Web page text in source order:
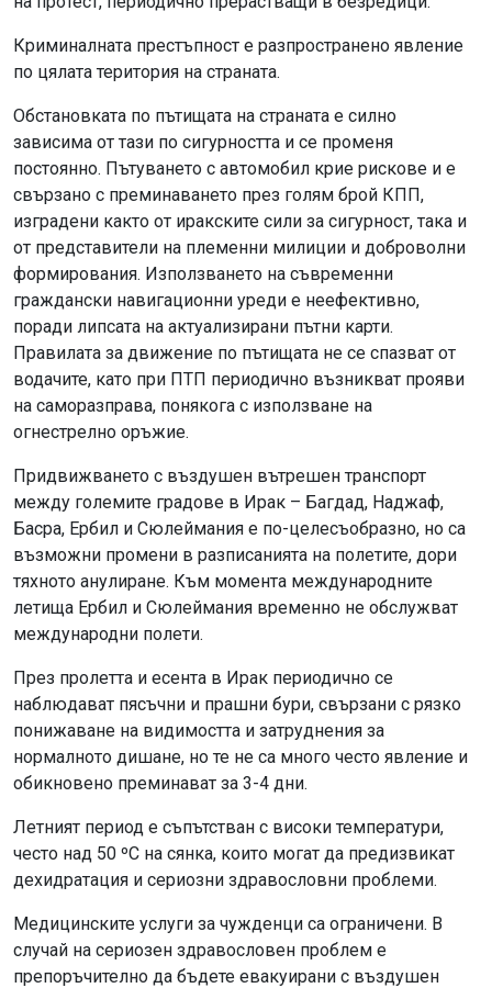
Криминалната престъпност е разпространено явление
по цялата територия на страната.
Обстановката по пътищата на страната е силно
зависима от тази по сигурността и се променя
постоянно. Пътуването с автомобил крие рискове и е
свързано с преминаването през голям брой КПП,
изградени както от иракските сили за сигурност, така и
от представители на племенни милиции и доброволни
формирования. Използването на съвременни
граждански навигационни уреди е неефективно,
поради липсата на актуализирани пътни карти.
Правилата за движение по пътищата не се спазват от
водачите, като при ПТП периодично възникват прояви
на саморазправа, понякога с използване на
огнестрелно оръжие.
Придвижването с въздушен вътрешен транспорт
между големите градове в Ирак – Багдад, Наджаф,
Басра, Ербил и Сюлеймания е по-целесъобразно, но са
възможни промени в разписанията на полетите, дори
тяхното анулиране. Към момента международните
летища Ербил и Сюлеймания временно не обслужват
международни полети.
През пролетта и есента в Ирак периодично се
наблюдават пясъчни и прашни бури, свързани с рязко
понижаване на видимостта и затруднения за
нормалното дишане, но те не са много често явление и
обикновено преминават за 3-4 дни.
Летният период е съпътстван с високи температури,
често над 50 ºC на сянка, които могат да предизвикат
дехидратация и сериозни здравословни проблеми.
Медицинските услуги за чужденци са ограничени. В
случай на сериозен здравословен проблем е
препоръчително да бъдете евакуирани с въздушен